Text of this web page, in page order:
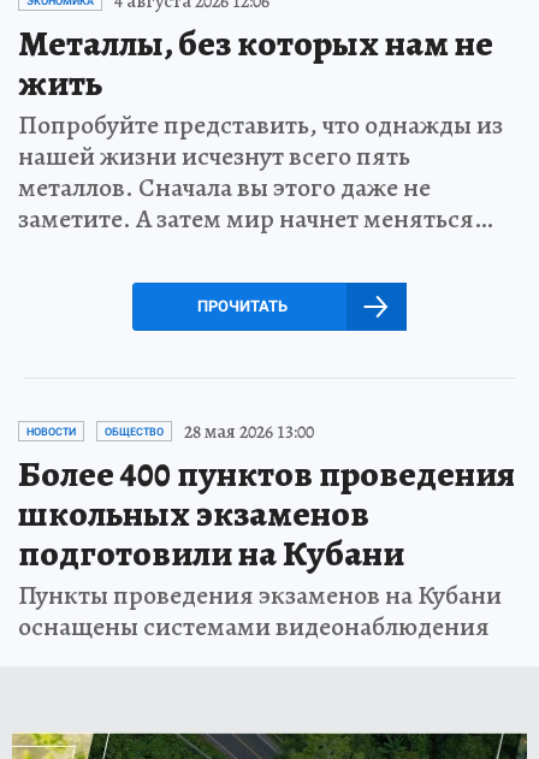
Металлы, без которых нам не
жить
Попробуйте представить, что однажды из
нашей жизни исчезнут всего пять
металлов. Сначала вы этого даже не
заметите. А затем мир начнет меняться…
ПРОЧИТАТЬ
НОВОСТИ ОБЩЕСТВО 28 мая 2026 13:00
Более 400 пунктов проведения
школьных экзаменов
подготовили на Кубани
Пункты проведения экзаменов на Кубани
оснащены системами видеонаблюдения